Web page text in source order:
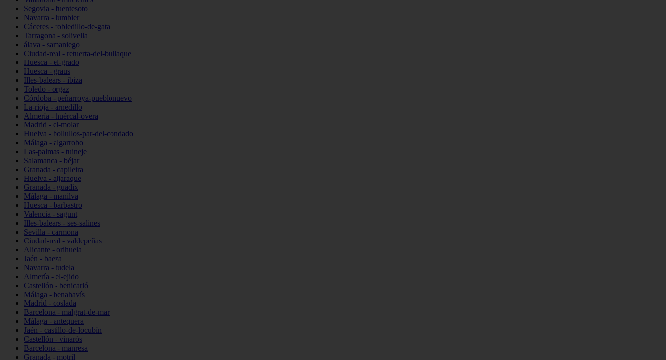
Segovia - fuentesoto
Navarra - lumbier
Cáceres - robledillo-de-gata
Tarragona - solivella
álava - samaniego
Ciudad-real - retuerta-del-bullaque
Huesca - el-grado
Huesca - graus
Illes-balears - ibiza
Toledo - orgaz
Córdoba - peñarroya-pueblonuevo
La-rioja - arnedillo
Almería - huércal-overa
Madrid - el-molar
Huelva - bollullos-par-del-condado
Málaga - algarrobo
Las-palmas - tuineje
Salamanca - béjar
Granada - capileira
Huelva - aljaraque
Granada - guadix
Málaga - manilva
Huesca - barbastro
Valencia - sagunt
Illes-balears - ses-salines
Sevilla - carmona
Ciudad-real - valdepeñas
Alicante - orihuela
Jaén - baeza
Navarra - tudela
Almería - el-ejido
Castellón - benicarló
Málaga - benahavís
Madrid - coslada
Barcelona - malgrat-de-mar
Málaga - antequera
Jaén - castillo-de-locubín
Castellón - vinaròs
Barcelona - manresa
Granada - motril